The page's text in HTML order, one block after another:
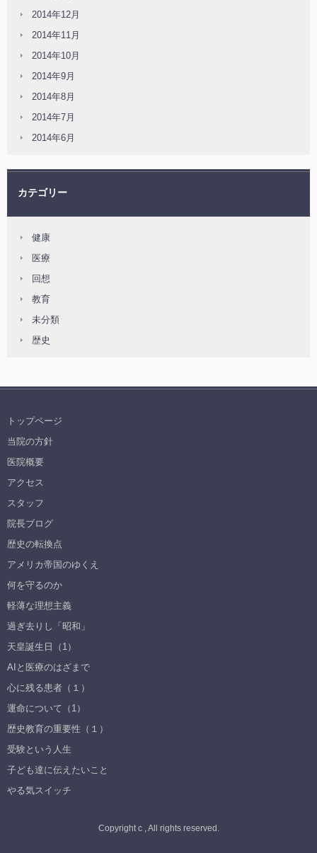
2014年12月
2014年11月
2014年10月
2014年9月
2014年8月
2014年7月
2014年6月
カテゴリー
健康
医療
回想
教育
未分類
歴史
トップページ
当院の方針
医院概要
アクセス
スタッフ
院長ブログ
歴史の転換点
アメリカ帝国のゆくえ
何を守るのか
軽薄な理想主義
過ぎ去りし「昭和」
天皇誕生日（1）
AIと医療のはざまで
心に残る患者（１）
運命について（1）
歴史教育の重要性（１）
受験という人生
子ども達に伝えたいこと
やる気スイッチ
Copyright c , All rights reserved.